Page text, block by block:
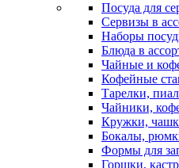
Посуда для
Сервизы в
Наборы
Блюда в
Чайные и
Кофейные
Тарелки,
Чайники,
Кружки,
Бокалы,
Формы для
Горшки,